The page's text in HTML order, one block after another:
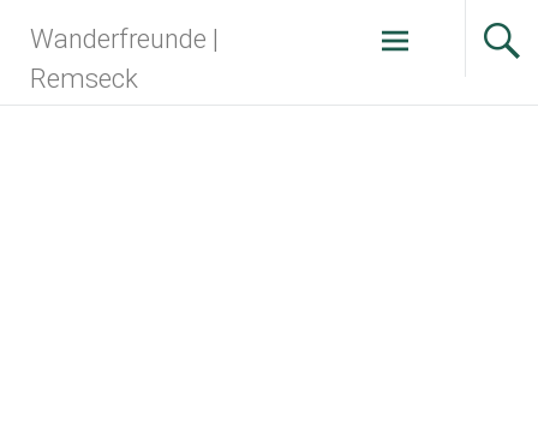
Inhalt
springen
Wanderfreunde |
Remseck